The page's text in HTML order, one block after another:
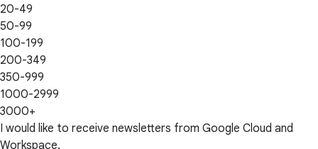
20-49
50-99
100-199
200-349
350-999
1000-2999
3000+
I would like to receive newsletters from Google Cloud and
Workspace.